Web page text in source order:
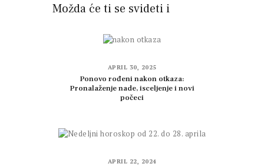
Možda će ti se svideti i
APRIL 30, 2025
Ponovo rođeni nakon otkaza:
Pronalaženje nade, isceljenje i novi
počeci
APRIL 22, 2024